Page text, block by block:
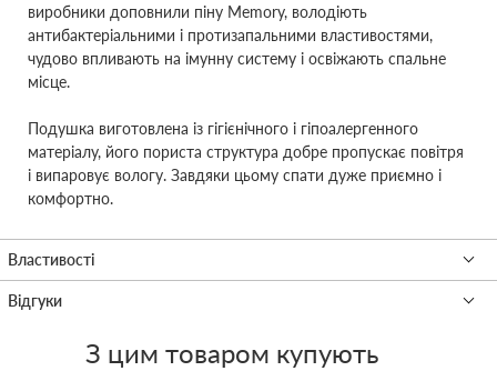
виробники доповнили піну Memory, володіють
антибактеріальними і протизапальними властивостями,
чудово впливають на імунну систему і освіжають спальне
місце.
Подушка виготовлена із гігієнічного і гіпоалергенного
матеріалу, його пориста структура добре пропускає повітря
і випаровує вологу. Завдяки цьому спати дуже приємно і
комфортно.
З цим товаром купують